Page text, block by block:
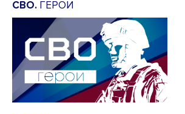
СВО. ГЕРОИ